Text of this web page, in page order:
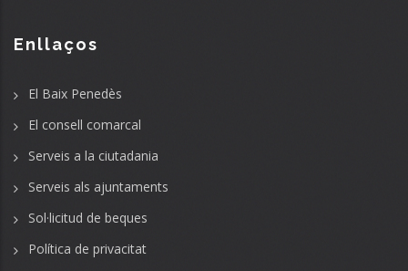
Enllaços
El Baix Penedès
El consell comarcal
Serveis a la ciutadania
Serveis als ajuntaments
Sol·licitud de beques
Política de privacitat